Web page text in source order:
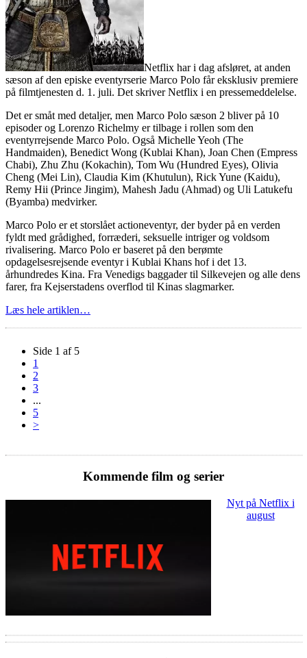
Netflix har i dag afsløret, at anden
sæson af den episke eventyrserie Marco Polo får eksklusiv premiere
på filmtjenesten d. 1. juli. Det skriver Netflix i en pressemeddelelse.
Det er småt med detaljer, men Marco Polo sæson 2 bliver på 10
episoder og Lorenzo Richelmy er tilbage i rollen som den
eventyrrejsende Marco Polo. Også Michelle Yeoh (The
Handmaiden), Benedict Wong (Kublai Khan), Joan Chen (Empress
Chabi), Zhu Zhu (Kokachin), Tom Wu (Hundred Eyes), Olivia
Cheng (Mei Lin), Claudia Kim (Khutulun), Rick Yune (Kaidu),
Remy Hii (Prince Jingim), Mahesh Jadu (Ahmad) og Uli Latukefu
(Byamba) medvirker.
Marco Polo er et storslået actioneventyr, der byder på en verden
fyldt med grådighed, forræderi, seksuelle intriger og voldsom
rivalisering. Marco Polo er baseret på den berømte
opdagelsesrejsende eventyr i Kublai Khans hof i det 13.
århundredes Kina. Fra Venedigs baggader til Silkevejen og alle dens
farer, fra Kejserstadens overflod til Kinas slagmarker.
Læs hele artiklen…
Side 1 af 5
1
2
3
...
5
>
Kommende film og serier
Nyt på Netflix i
august